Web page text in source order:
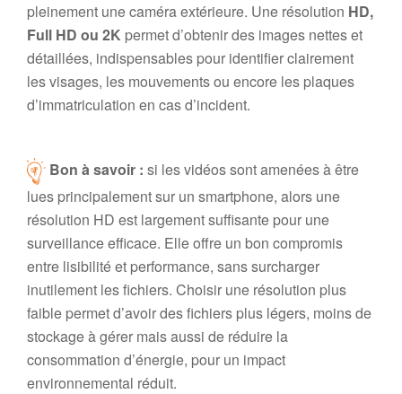
pleinement une caméra extérieure. Une résolution HD,
Full HD ou 2K permet d’obtenir des images nettes et
détaillées, indispensables pour identifier clairement
les visages, les mouvements ou encore les plaques
d’immatriculation en cas d’incident.
Bon à savoir : si les vidéos sont amenées à être
lues principalement sur un smartphone, alors une
résolution HD est largement suffisante pour une
surveillance efficace. Elle offre un bon compromis
entre lisibilité et performance, sans surcharger
inutilement les fichiers. Choisir une résolution plus
faible permet d’avoir des fichiers plus légers, moins de
stockage à gérer mais aussi de réduire la
consommation d’énergie, pour un impact
environnemental réduit.